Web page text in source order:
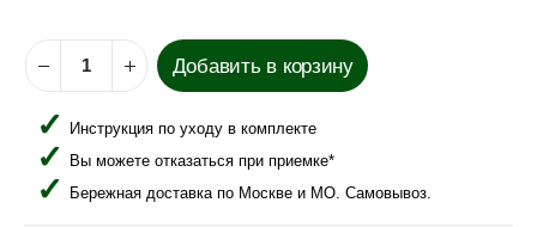
Добавить в корзину
Инструкция по уходу в комплекте
Вы можете отказаться при приемке*
Бережная доставка по Москве и МО. Самовывоз.